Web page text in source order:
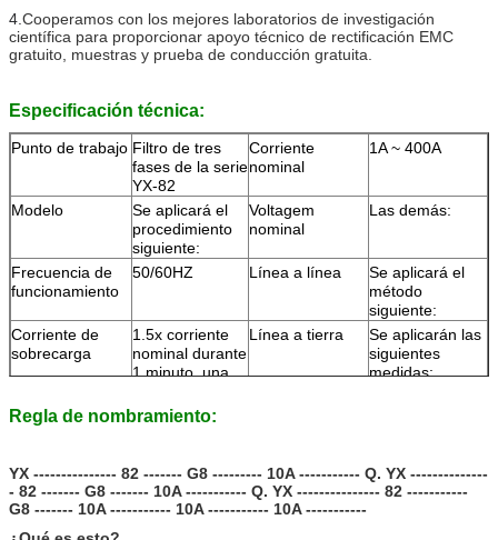
4. Cooperamos con los mejores laboratorios de investigación
científica para proporcionar apoyo técnico de rectificación EMC
gratuito, muestras y prueba de conducción gratuita.
Especificación técnica:
Punto de trabajo Filtro de tres
fases de la serie
YX-82
Corriente
nominal
1A ~ 400A
Modelo
Se aplicará el
procedimiento
siguiente:
Voltagem
nominal
Las demás:
Frecuencia de
funcionamiento
50/60HZ Línea a línea
Se aplicará el
método
siguiente:
Corriente de
sobrecarga
1.5x corriente
nominal durante
1 minuto, una
Línea a tierra
Se aplicarán las
siguientes
medidas:
Función de
Paso bajo
invernadero de
los sistemas de
Regla de nombramiento:
YX --------------- 82 ------- G8 --------- 10A ----------- Q. YX --------------
- 82 ------- G8 ------- 10A ----------- Q. YX --------------- 82 -----------
G8 ------- 10A ----------- 10A ----------- 10A -----------